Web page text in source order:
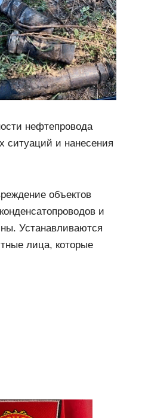
нефтепровода
ситуаций и нанесения
объектов
и
Устанавливаются
лица, которые